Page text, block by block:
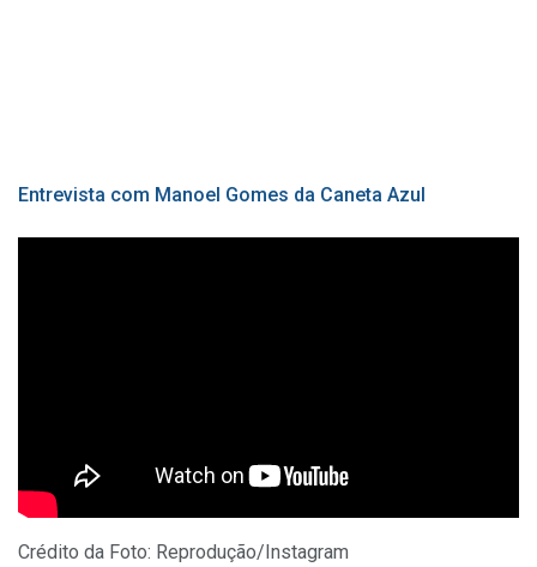
Entrevista com Manoel Gomes da Caneta Azul
Crédito da Foto: Reprodução/Instagram